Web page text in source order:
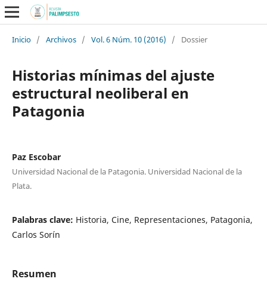
Inicio / Archivos / Vol. 6 Núm. 10 (2016) / Dossier
Historias mínimas del ajuste
estructural neoliberal en
Patagonia
Paz Escobar
Universidad Nacional de la Patagonia. Universidad Nacional de la
Plata.
Palabras clave: Historia, Cine, Representaciones, Patagonia,
Carlos Sorín
Resumen